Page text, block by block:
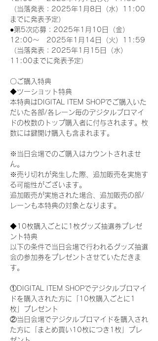
（当落発表：2025年1月8日（水）11:00
までに発表予定）
●第5次応募：2025年1月10日（金）
12:00～　2025年1月14日（火）11:59
（当落発表：2025年1月15日（水）
11:00までに発表予定）
〇ご購入特典
◆ツーショット特典
本特典はDIGITAL ITEM SHOPでご購入いた
だいた各部/各レーン毎のデジタルブロマイ
ドの枚数のトップ購入者に付与されます。枚
数には鍵開け購入も含まれます。
※当日会場でのご購入はカウントされませ
ん。
※売り切れが発生した際、追加販売を実施す
る可能性がございます。
追加販売が実施された場合、追加販売の部/
レーンも本特典の対象となります。
◆10枚購入ごとに1枚グッズ抽選券プレゼ
ント特典
以下の条件で当日会場で行われるグッズ抽選
会の参加券をプレゼントさせていただきま
す。
①DIGITAL ITEM SHOPでデジタルブロマイ
ドを購入された方に「10枚購入ごとに1
枚」プレゼント
②当日会場でデジタルブロマイドを購入され
た方に「まとめ買い10枚につき1枚」プレ